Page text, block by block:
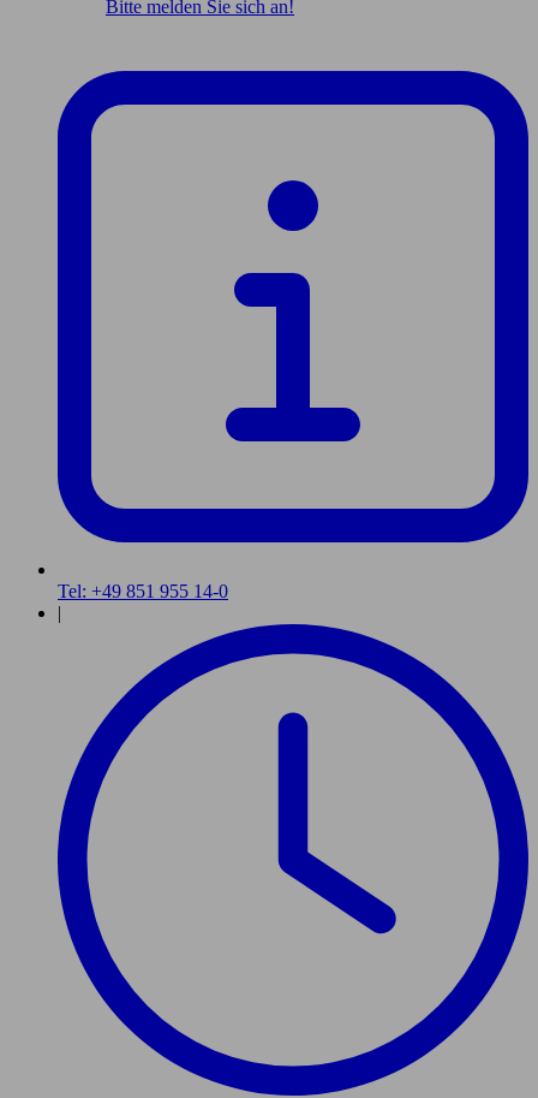
Bitte melden Sie sich an!
Tel: +49 851 955 14-0
|